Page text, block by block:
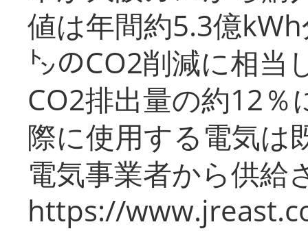
値は年間約5.3億
㌧のCO2削減に相当
CO2排出量の約12％
際に使用する電気は
電気事業者から供給
https://